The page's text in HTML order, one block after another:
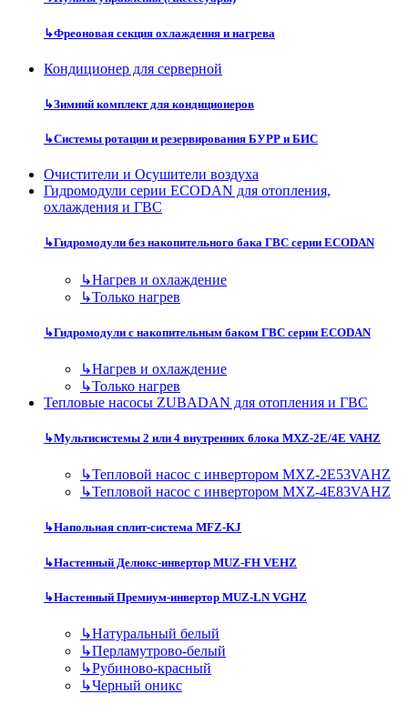
↳Фреоновая секция охлаждения и нагрева
Кондиционер для серверной
↳Зимний комплект для кондиционеров
↳Системы ротации и резервирования БУРР и БИС
Очистители и Осушители воздуха
Гидромодули серии ECODAN для отопления,
охлаждения и ГВС
↳Гидромодули без накопительного бака ГВС серии ECODAN
↳Нагрев и охлаждение
↳Только нагрев
↳Гидромодули с накопительным баком ГВС серии ECODAN
↳Нагрев и охлаждение
↳Только нагрев
Тепловые насосы ZUBADAN для отопления и ГВС
↳Мультисистемы 2 или 4 внутренних блока MXZ-2E/4E VAHZ
↳Тепловой насос с инвертором MXZ-2E53VAHZ
↳Тепловой насос с инвертором MXZ-4E83VAHZ
↳Напольная сплит-система MFZ-KJ
↳Настенный Делюкс-инвертор MUZ-FH VEHZ
↳Настенный Премиум-инвертор MUZ-LN VGHZ
↳Натуральный белый
↳Перламутрово-белый
↳Рубиново-красный
↳Черный оникс